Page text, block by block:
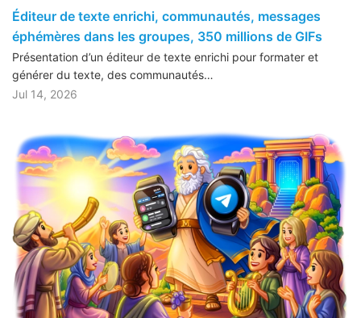
Éditeur de texte enrichi, communautés, messages
éphémères dans les groupes, 350 millions de GIFs
Présentation d’un éditeur de texte enrichi pour formater et
générer du texte, des communautés…
Jul 14, 2026